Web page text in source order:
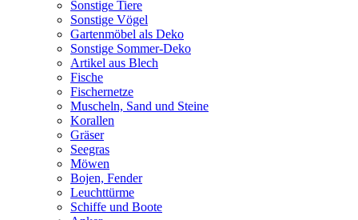
Sonstige Tiere
Sonstige Vögel
Gartenmöbel als Deko
Sonstige Sommer-Deko
Artikel aus Blech
Fische
Fischernetze
Muscheln, Sand und Steine
Korallen
Gräser
Seegras
Möwen
Bojen, Fender
Leuchttürme
Schiffe und Boote